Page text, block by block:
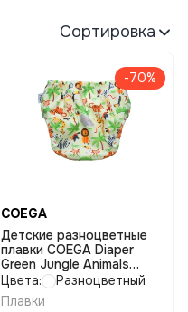
Сортировка
-70%
COEGA
Детские разноцветные
плавки COEGA Diaper
Green Jungle Animals
размер 36m
Цвета:
Разноцветный
Плавки